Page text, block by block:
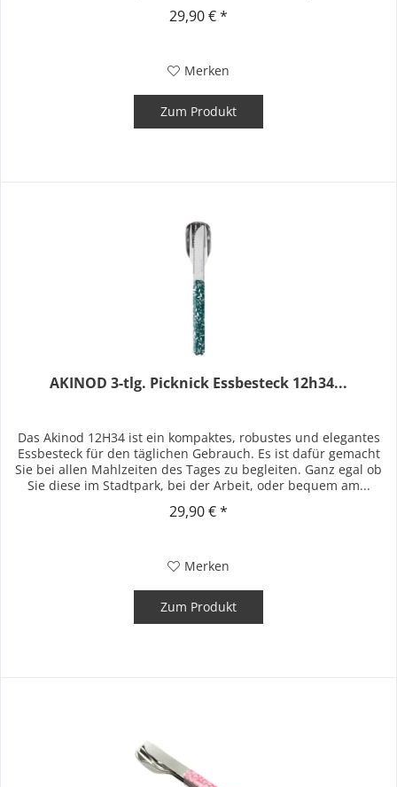
29,90 € *
Merken
Zum Produkt
AKINOD 3-tlg. Picknick Essbesteck 12h34...
Das Akinod 12H34 ist ein kompaktes, robustes und elegantes
Essbesteck für den täglichen Gebrauch. Es ist dafür gemacht
Sie bei allen Mahlzeiten des Tages zu begleiten. Ganz egal ob
Sie diese im Stadtpark, bei der Arbeit, oder bequem am...
29,90 € *
Merken
Zum Produkt